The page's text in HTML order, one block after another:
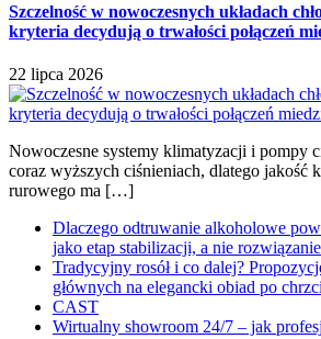
Szczelność w nowoczesnych układach
kryteria decydują o trwałości połączeń
22 lipca 2026
Nowoczesne systemy klimatyzacji i pompy
coraz wyższych ciśnieniach, dlatego jakość
rurowego ma […]
Dlaczego odtruwanie alkoholowe
jako etap stabilizacji, a nie
Tradycyjny rosół i co dalej?
głównych na elegancki obiad po
CAST
Wirtualny showroom 24/7 – jak